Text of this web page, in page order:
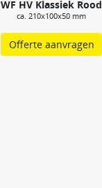
WF HV Klassiek Rood
ca. 210x100x50 mm
Offerte aanvragen